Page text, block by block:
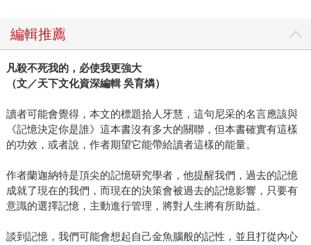
編輯推薦
凡殺不死我的，必使我更強大
（文／天下文化資深編輯 吳育燐）
讀者可能會覺得，本文的標題拾人牙慧，這句尼采的名言應該與
《記憶決定你是誰》這本書沒有多大的關聯，但本書確實有這樣
的功效，或者說，作者期望它能帶給讀者這樣的能量。
作者蘭迦納特是頂尖的記憶研究學者，他提醒我們，過去的記憶
成就了現在的我們，而現在的決策會被過去的記憶影響，只要有
意識的選擇記憶，主動進行管理，將對人生將有所助益。
談到記憶，我們可能會想起自己金魚腦般的記性，並且打從內心